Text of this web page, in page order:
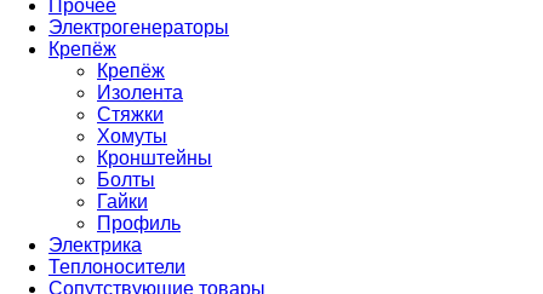
Прочее
Электрогенераторы
Крепёж
Крепёж
Изолента
Стяжки
Хомуты
Кронштейны
Болты
Гайки
Профиль
Электрика
Теплоносители
Сопутствующие товары